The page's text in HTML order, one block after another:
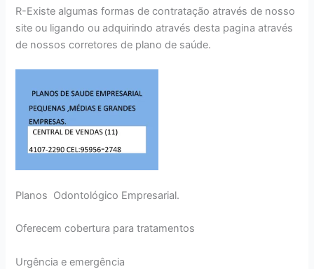
R-Existe algumas formas de contratação através de nosso
site ou ligando ou adquirindo através desta pagina através
de nossos corretores de plano de saúde.
Planos Odontológico Empresarial.
Oferecem cobertura para tratamentos
Urgência e emergência